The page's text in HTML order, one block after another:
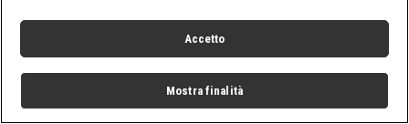
Accetto
Mostra finalità